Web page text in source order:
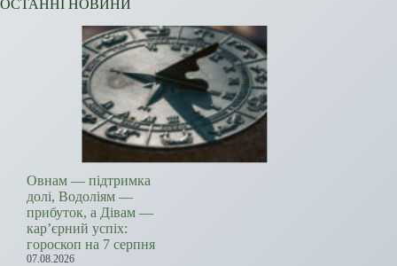
ОСТАННІ НОВИНИ
Овнам — підтримка
долі, Водоліям —
прибуток, а Дівам —
кар’єрний успіх:
гороскоп на 7 серпня
07.08.2026